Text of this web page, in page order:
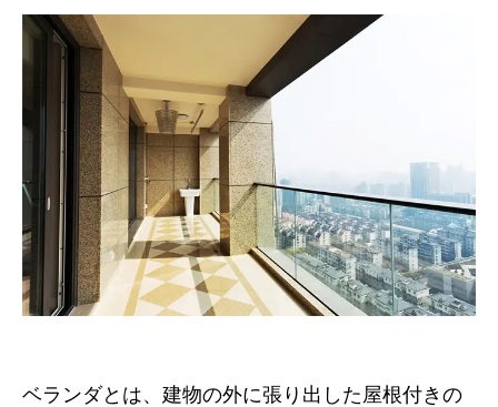
ベランダとは、建物の外に張り出した屋根付きの